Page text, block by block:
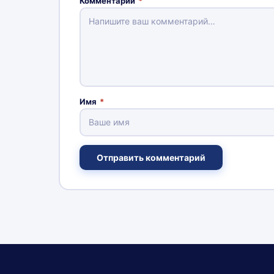
Имя *
Отправить комментарий